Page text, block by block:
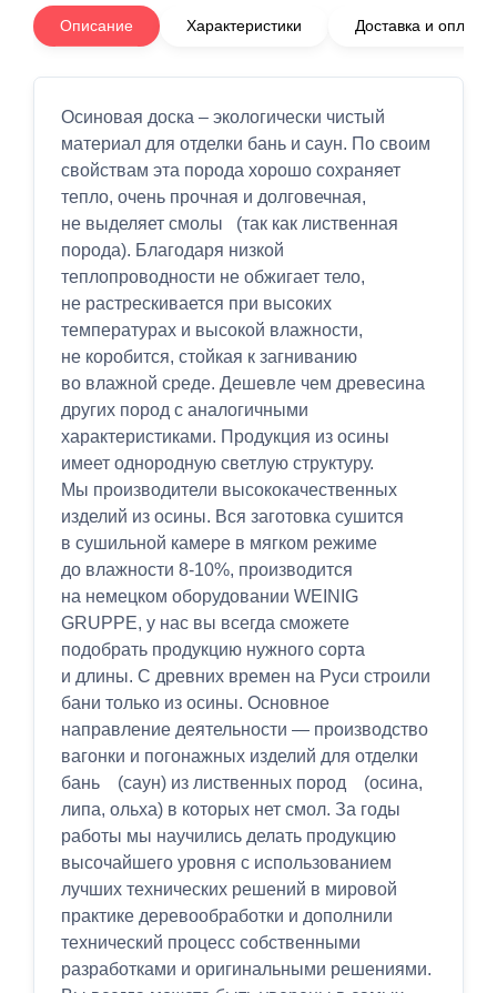
Описание Характеристики Доставка и оплата
Осиновая доска – экологически чистый
материал для отделки бань и саун. По своим
свойствам эта порода хорошо сохраняет
тепло, очень прочная и долговечная,
не выделяет смолы (так как лиственная
порода). Благодаря низкой
теплопроводности не обжигает тело,
не растрескивается при высоких
температурах и высокой влажности,
не коробится, стойкая к загниванию
во влажной среде. Дешевле чем древесина
других пород с аналогичными
характеристиками. Продукция из осины
имеет однородную светлую структуру.
Мы производители высококачественных
изделий из осины. Вся заготовка сушится
в сушильной камере в мягком режиме
до влажности 8-10%, производится
на немецком оборудовании WEINIG
GRUPPE, у нас вы всегда сможете
подобрать продукцию нужного сорта
и длины. С древних времен на Руси строили
бани только из осины. Основное
направление деятельности — производство
вагонки и погонажных изделий для отделки
бань (саун) из лиственных пород (осина,
липа, ольха) в которых нет смол. За годы
работы мы научились делать продукцию
высочайшего уровня с использованием
лучших технических решений в мировой
практике деревообработки и дополнили
технический процесс собственными
разработками и оригинальными решениями.